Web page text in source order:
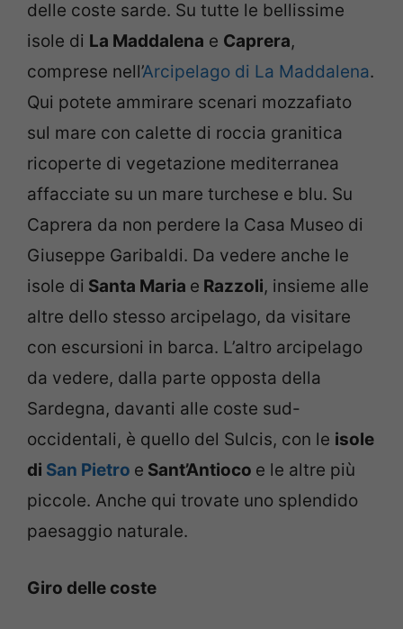
delle coste sarde. Su tutte le bellissime
isole di La Maddalena e Caprera,
comprese nell’Arcipelago di La Maddalena.
Qui potete ammirare scenari mozzafiato
sul mare con calette di roccia granitica
ricoperte di vegetazione mediterranea
affacciate su un mare turchese e blu. Su
Caprera da non perdere la Casa Museo di
Giuseppe Garibaldi. Da vedere anche le
isole di Santa Maria e Razzoli, insieme alle
altre dello stesso arcipelago, da visitare
con escursioni in barca. L’altro arcipelago
da vedere, dalla parte opposta della
Sardegna, davanti alle coste sud-
occidentali, è quello del Sulcis, con le isole
di San Pietro e Sant’Antioco e le altre più
piccole. Anche qui trovate uno splendido
paesaggio naturale.
Giro delle coste